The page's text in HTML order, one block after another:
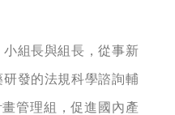
小組長與組長，從事新
發的法規科學諮詢輔
畫管理組，促進國內產